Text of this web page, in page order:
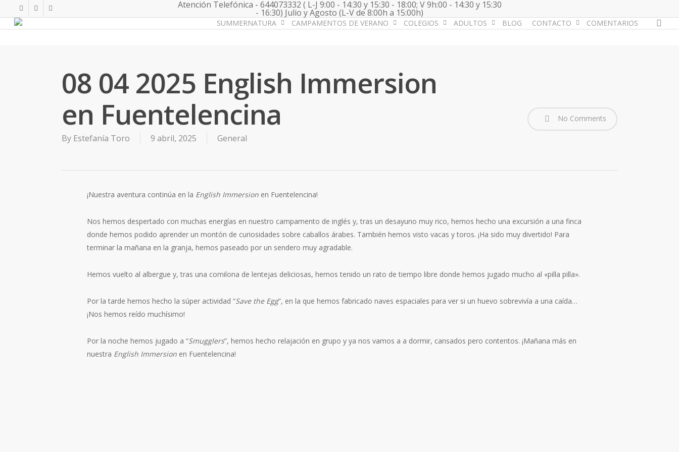
to
twitterfacebookinstagram Atención Telefónica - 644073332 ( L-J 9:00 - 14:30 y 15:30 - 18:00; V 9h:00 - 14:30 y 15:30
- 16:30) Julio y Agosto (L-V de 8:00h a 15:00h)
SUMMERNATURA CAMPAMENTOS DE VERANO COLEGIOS ADULTOS BLOG CONTACTO COMENTARIOS
08 04 2025 English Immersion
en Fuentelencina
By Estefanía Toro 9 abril, 2025 General
No Comments
¡Nuestra aventura continúa en la English Immersion en Fuentelencina!
Nos hemos despertado con muchas energías en nuestro campamento de inglés y, tras un desayuno muy rico, hemos hecho una excursión a una finca
donde hemos podido aprender un montón de curiosidades sobre caballos árabes. También hemos visto vacas y toros. ¡Ha sido muy divertido! Para
terminar la mañana en la granja, hemos paseado por un sendero muy agradable.
Hemos vuelto al albergue y, tras una comilona de lentejas deliciosas, hemos tenido un rato de tiempo libre donde hemos jugado mucho al «pilla pilla».
Por la tarde hemos hecho la súper actividad “Save the Egg”, en la que hemos fabricado naves espaciales para ver si un huevo sobrevivía a una caída…
¡Nos hemos reído muchísimo!
Por la noche hemos jugado a “Smugglers”, hemos hecho relajación en grupo y ya nos vamos a a dormir, cansados pero contentos. ¡Mañana más en
nuestra English Immersion en Fuentelencina!